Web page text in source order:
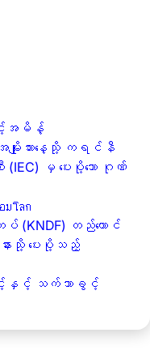
င့်အမိန့်
းသားနေ့သို့ ကရင်နီ
(IEC) မှ ပေးပို့သော ဂုဏ်
มโลก
တပ် (KNDF) တည်ထောင်
းသို့ ပေးပို့သည့်
င့်နှင့် သက်သာခွင့်